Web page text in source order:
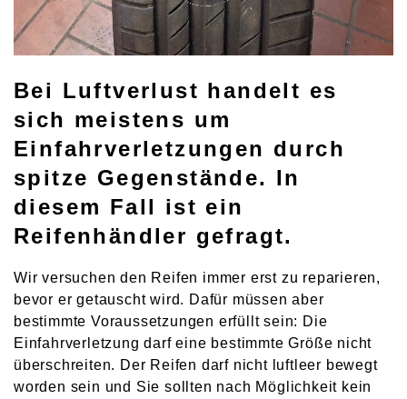
Bei Luftverlust handelt es
sich meistens um
Einfahrverletzungen durch
spitze Gegenstände. In
diesem Fall ist ein
Reifenhändler gefragt.
Wir versuchen den Reifen immer erst zu reparieren,
bevor er getauscht wird. Dafür müssen aber
bestimmte Voraussetzungen erfüllt sein: Die
Einfahrverletzung darf eine bestimmte Größe nicht
überschreiten. Der Reifen darf nicht luftleer bewegt
worden sein und Sie sollten nach Möglichkeit kein